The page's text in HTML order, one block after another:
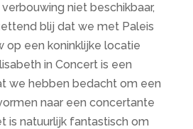
niet beschikbaar,
blij dat we met Paleis
op een koninklijke locatie
in Concert is een
we hebben bedacht om een
naar een concertante
is natuurlijk fantastisch om